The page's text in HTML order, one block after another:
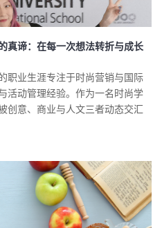
真谛：在每一次想法转折与成长
职业生涯专注于时尚营销与国际
活动管理经验。作为一名时尚学
创意、商业与人文三者动态交汇